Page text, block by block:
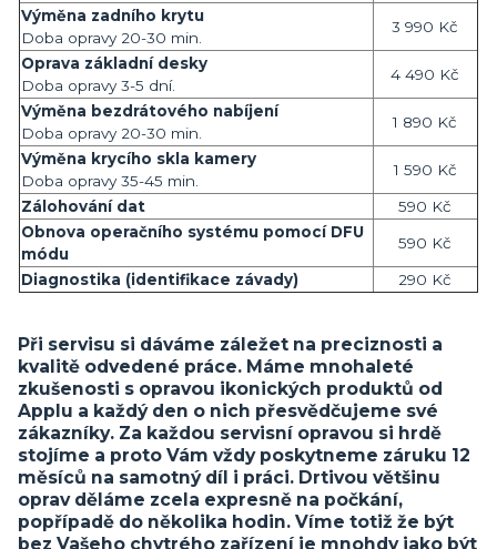
Výměna zadního krytu
Doba opravy 20-30 min.
3 990 Kč
Oprava základní desky
Doba opravy 3-5 dní.
4 490 Kč
Výměna bezdrátového nabíjení
Doba opravy 20-30 min.
1 890 Kč
Výměna krycího skla kamery
Doba opravy 35-45 min.
1 590 Kč
Zálohování dat
590 Kč
Obnova operačního systému pomocí DFU
módu
590 Kč
Diagnostika (identifikace závady) 290 Kč
Při servisu si dáváme záležet na preciznosti a
kvalitě odvedené práce. Máme mnohaleté
zkušenosti s opravou ikonických produktů od
Applu a každý den o nich přesvědčujeme své
zákazníky. Za každou servisní opravou si hrdě
stojíme a proto Vám vždy poskytneme záruku 12
měsíců na samotný díl i práci. Drtivou většinu
oprav děláme zcela expresně na počkání,
popřípadě do několika hodin. Víme totiž že být
bez Vašeho chytrého zařízení je mnohdy jako být